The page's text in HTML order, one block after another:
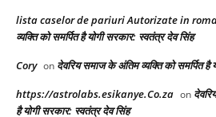
lista caselor de pariuri Autorizate in
व्यक्ति को समर्पित है योगी सरकार: स्वतंत्र देव सिंह
Cory on देवरिय समाज के अंतिम व्यक्ति को समर्पित है
https://astrolabs.esikanye.Co.za on
है योगी सरकार: स्वतंत्र देव सिंह